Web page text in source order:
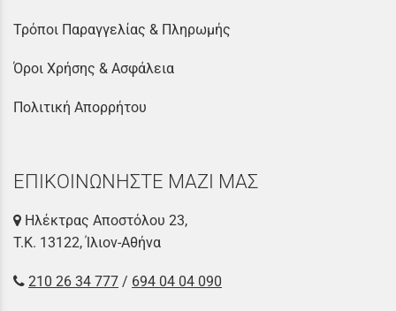
Τρόποι Παραγγελίας & Πληρωμής
Όροι Χρήσης & Ασφάλεια
Πολιτική Απορρήτου
ΕΠΙΚΟΙΝΩΝΗΣΤΕ ΜΑΖΙ ΜΑΣ
Ηλέκτρας Αποστόλου 23,
Τ.Κ. 13122, Ίλιον-Αθήνα
210 26 34 777 / 694 04 04 090